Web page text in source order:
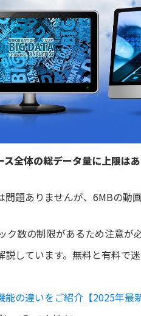
全体の総データ量に上限はあ
題ありませんが、6MBの動
数の制限があるため注意が必
しています。無料と有料で
の違いをご紹介【2025年最新